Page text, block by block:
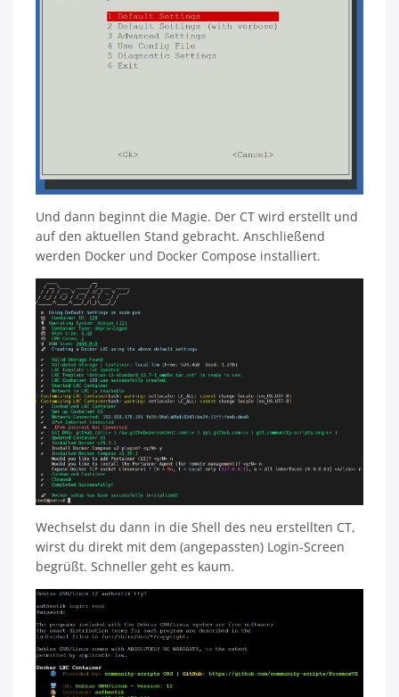
Und dann beginnt die Magie. Der CT wird erstellt und
auf den aktuellen Stand gebracht. Anschließend
werden Docker und Docker Compose installiert.
Wechselst du dann in die Shell des neu erstellten CT,
wirst du direkt mit dem (angepassten) Login-Screen
begrüßt. Schneller geht es kaum.